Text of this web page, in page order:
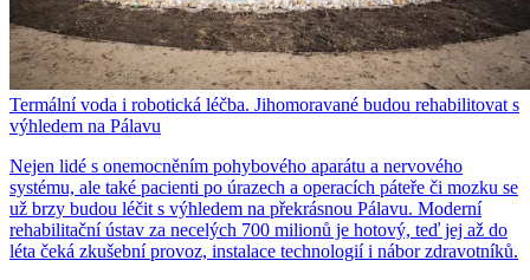
Termální voda i robotická léčba. Jihomoravané budou rehabilitovat s
výhledem na Pálavu
Nejen lidé s onemocněním pohybového aparátu a nervového
systému, ale také pacienti po úrazech a operacích páteře či mozku se
už brzy budou léčit s výhledem na překrásnou Pálavu. Moderní
rehabilitační ústav za necelých 700 milionů je hotový, teď jej až do
léta čeká zkušební provoz, instalace technologií i nábor zdravotníků.